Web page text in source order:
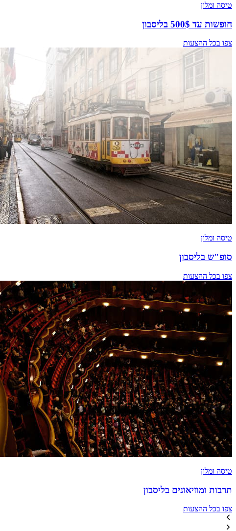
טיסה ומלון
חופשות עד 500$ בליסבון
צפו בכל ההצעות
טיסה ומלון
סופ"ש בליסבון
צפו בכל ההצעות
טיסה ומלון
תרבות ומוזיאונים בליסבון
צפו בכל ההצעות